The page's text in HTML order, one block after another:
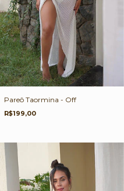
Pareô Taormina - Off
R$199,00